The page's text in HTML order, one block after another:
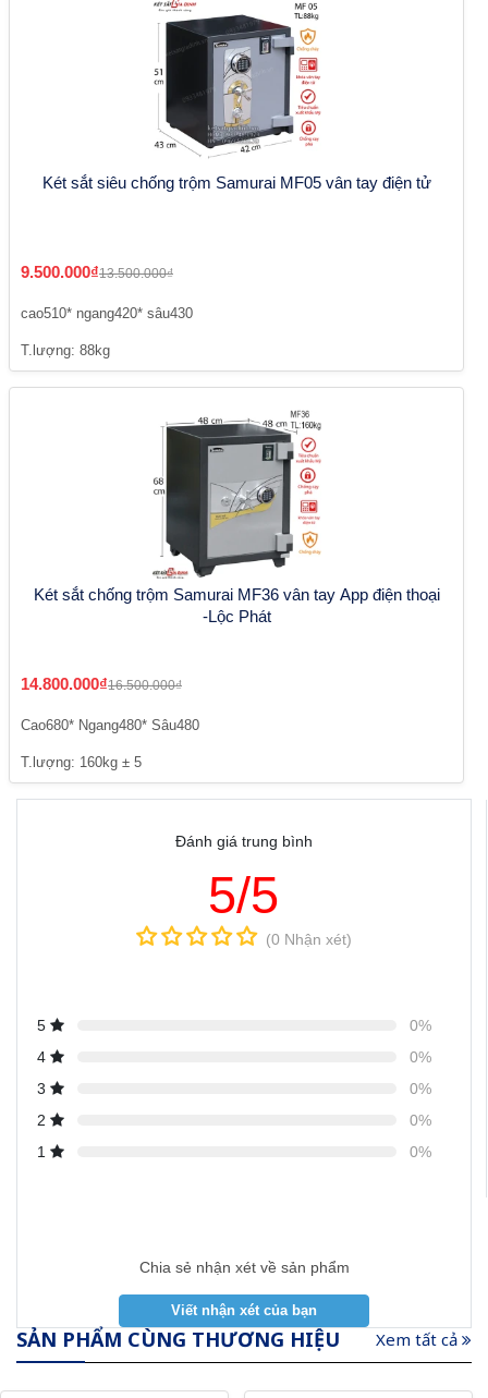
Két sắt siêu chống trộm Samurai MF05 vân tay điện tử
9.500.000₫13.500.000₫
cao510* ngang420* sâu430
T.lượng: 88kg
Két sắt chống trộm Samurai MF36 vân tay App điện thoại
-Lộc Phát
14.800.000₫16.500.000₫
Cao680* Ngang480* Sâu480
T.lượng: 160kg ± 5
Đánh giá trung bình
5/5
(0 Nhận xét)
5
0%
4
0%
3
0%
2
0%
1
0%
Chia sẻ nhận xét về sản phẩm
SẢN PHẨM CÙNG THƯƠNG HIỆU Xem tất cả